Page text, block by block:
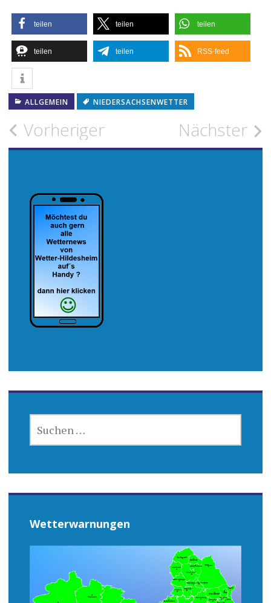
teilen teilen teilen
teilen teilen RSS-feed
ALLGEMEIN NIEDERSACHSENWETTER
Beitragsnavigation
Vorheriger Nächster
NACH:
Wetterwarnungen